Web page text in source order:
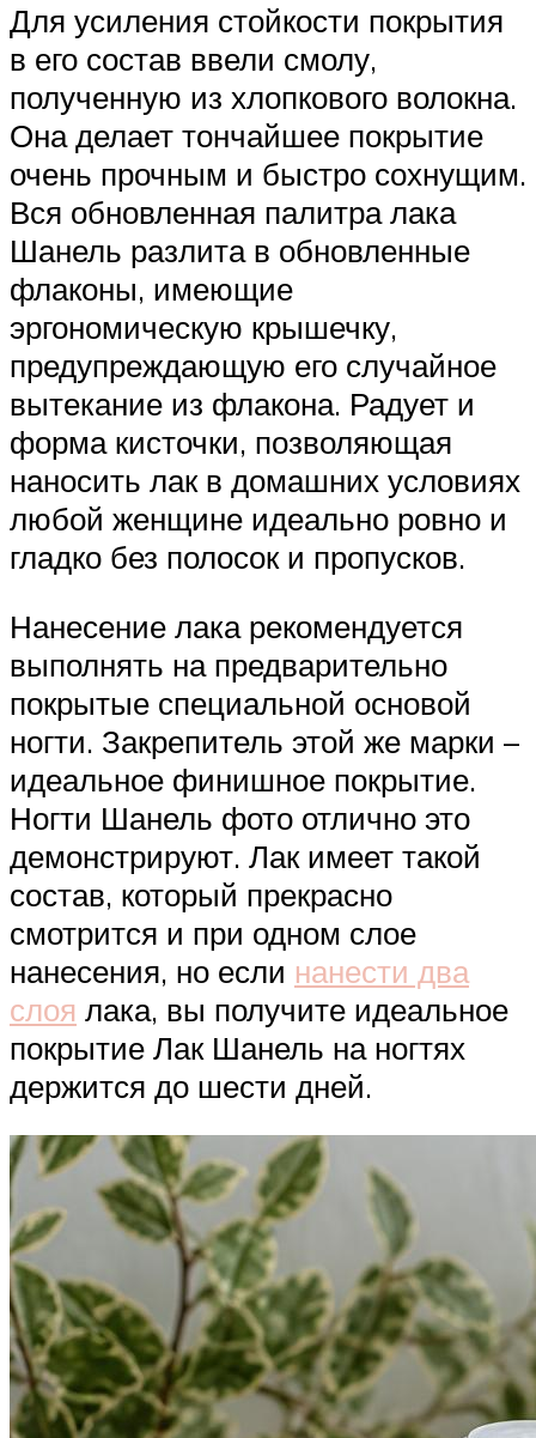
Для усиления стойкости покрытия
в его состав ввели смолу,
полученную из хлопкового волокна.
Она делает тончайшее покрытие
очень прочным и быстро сохнущим.
Вся обновленная палитра лака
Шанель разлита в обновленные
флаконы, имеющие
эргономическую крышечку,
предупреждающую его случайное
вытекание из флакона. Радует и
форма кисточки, позволяющая
наносить лак в домашних условиях
любой женщине идеально ровно и
гладко без полосок и пропусков.
Нанесение лака рекомендуется
выполнять на предварительно
покрытые специальной основой
ногти. Закрепитель этой же марки –
идеальное финишное покрытие.
Ногти Шанель фото отлично это
демонстрируют. Лак имеет такой
состав, который прекрасно
смотрится и при одном слое
нанесения, но если нанести два
слоя лака, вы получите идеальное
покрытие Лак Шанель на ногтях
держится до шести дней.